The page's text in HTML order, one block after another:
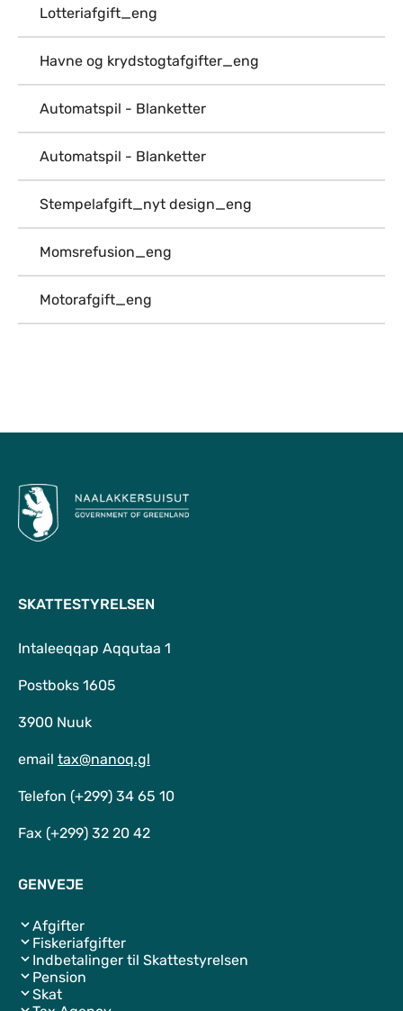
Lotteriafgift_eng
Havne og krydstogtafgifter_eng
Automatspil - Blanketter
Automatspil - Blanketter
Stempelafgift_nyt design_eng
Momsrefusion_eng
Motorafgift_eng
SKATTESTYRELSEN
Intaleeqqap Aqqutaa 1
Postboks 1605
3900 Nuuk
email tax@nanoq.gl
Telefon (+299) 34 65 10
Fax (+299) 32 20 42
GENVEJE
Afgifter
Fiskeriafgifter
Indbetalinger til Skattestyrelsen
Pension
Skat